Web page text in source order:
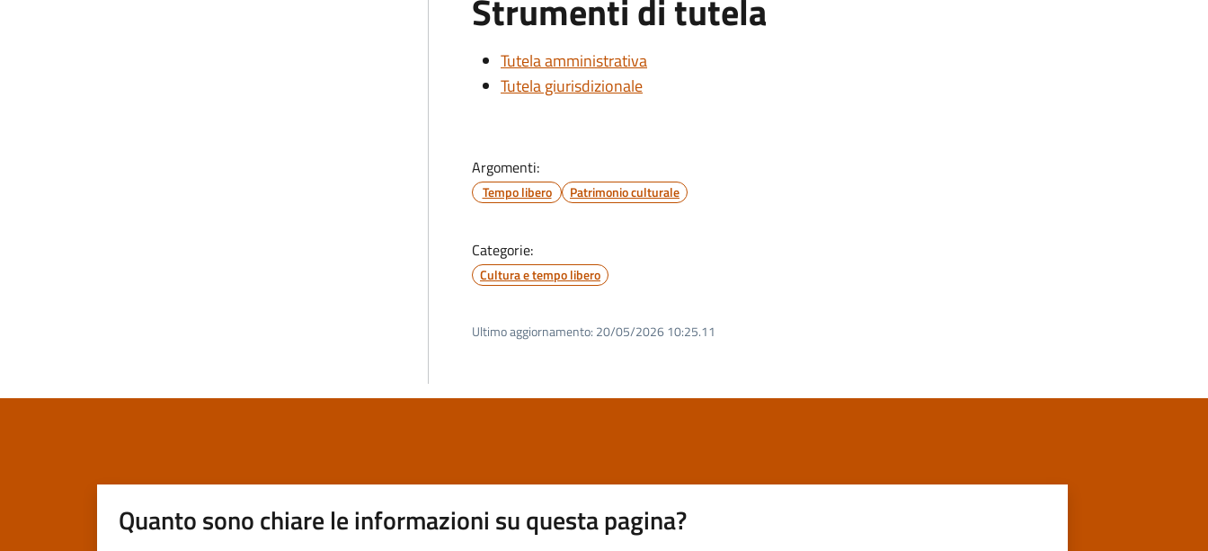
Strumenti di tutela
Tutela amministrativa
Tutela giurisdizionale
Argomenti:
Tempo libero Patrimonio culturale
Categorie:
Cultura e tempo libero
Ultimo aggiornamento: 20/05/2026 10:25.11
Quanto sono chiare le informazioni su questa pagina?